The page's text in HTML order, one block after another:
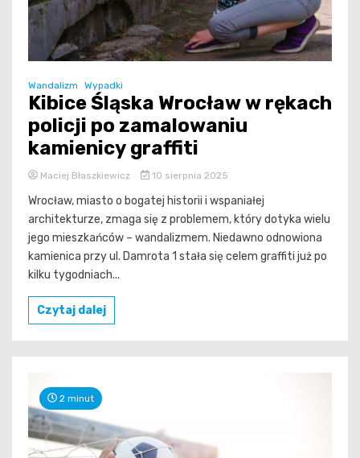
Wandalizm Wypadki
Kibice Śląska Wrocław w rękach
policji po zamalowaniu
kamienicy graffiti
Maciej Błaszkiewicz 10 sierpnia 2025
Wrocław, miasto o bogatej historii i wspaniałej
architekturze, zmaga się z problemem, który dotyka wielu
jego mieszkańców – wandalizmem. Niedawno odnowiona
kamienica przy ul. Damrota 1 stała się celem graffiti już po
kilku tygodniach...
Czytaj dalej
2 minut